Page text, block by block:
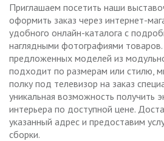
Приглашаем посетить наши
оформить заказ через интернет-
удобного онлайн-каталога с
наглядными фотографиями
предложенных моделей из
подходит по размерам или стилю,
полку под телевизор на заказ
уникальная возможность получить
интерьера по доступной цене.
указанный адрес и предоставим
сборки.